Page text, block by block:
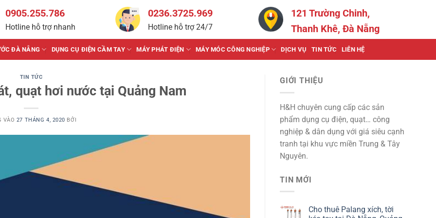
0905.255.786
Hotline hỗ trợ nhanh
0236.3725.969
Hotline hỗ trợ 24/7
121 Trường Chinh,
Thanh Khê, Đà Nẵng
ĐÀ NẴNG DỤNG CỤ ĐIỆN CẦM TAY MÁY PHÁT ĐIỆN MÁY MÓC CÔNG NGHIỆP DỊCH VỤ TIN TỨC LIÊN HỆ
TIN TỨC
quạt hơi nước tại Quảng Nam
VÀO 27 THÁNG 4, 2020 BỞI
GIỚI THIỆU
H&H chuyên cung cấp các sản
phẩm dụng cụ điện, quạt… công
nghiệp & dân dụng với giá siêu cạnh
tranh tại khu vực miền Trung & Tây
Nguyên.
TIN MỚI
Cho thuê Palang xích, tời